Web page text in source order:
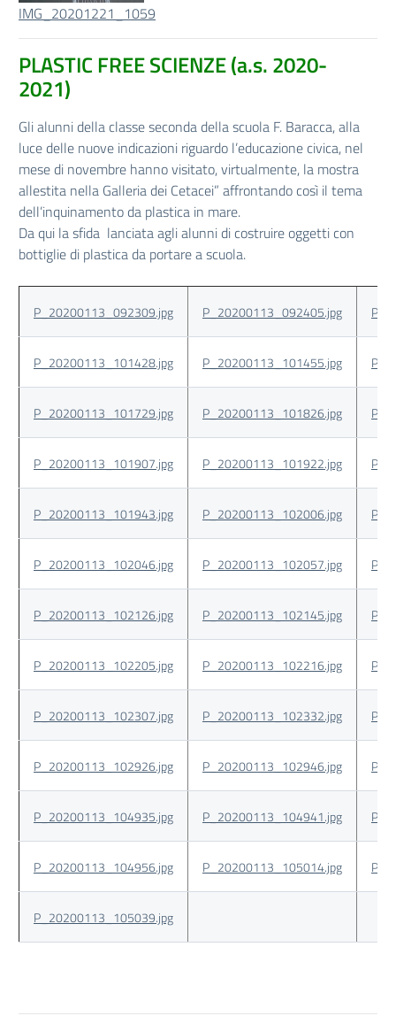
IMG_20201221_1059
PLASTIC FREE SCIENZE (a.s. 2020-
2021)
Gli alunni della classe seconda della scuola F. Baracca, alla
luce delle nuove indicazioni riguardo l’educazione civica, nel
mese di novembre hanno visitato, virtualmente, la mostra
allestita nella Galleria dei Cetacei” affrontando così il tema
dell’inquinamento da plastica in mare.
Da qui la sfida lanciata agli alunni di costruire oggetti con
bottiglie di plastica da portare a scuola.
P_20200113_092309.jpg P_20200113_092405.jpg
P_20200113_101428.jpg P_20200113_101455.jpg
P_20200113_101729.jpg P_20200113_101826.jpg
P_20200113_101907.jpg P_20200113_101922.jpg
P_20200113_101943.jpg P_20200113_102006.jpg
P_20200113_102046.jpg P_20200113_102057.jpg
P_20200113_102126.jpg P_20200113_102145.jpg
P_20200113_102205.jpg P_20200113_102216.jpg
P_20200113_102307.jpg P_20200113_102332.jpg
P_20200113_102926.jpg P_20200113_102946.jpg
P_20200113_104935.jpg P_20200113_104941.jpg
P_20200113_104956.jpg P_20200113_105014.jpg
P_20200113_105039.jpg